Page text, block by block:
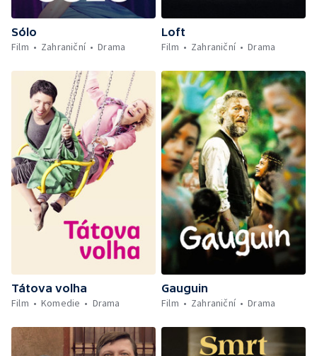
Sólo
Film
Zahraniční Drama
Loft
Film
Zahraniční Drama
Tátova volha
Film
Komedie Drama
Gauguin
Film
Zahraniční Drama